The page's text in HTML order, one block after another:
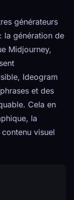
générateurs
la génération de
Midjourney,
Ideogram
et des
Cela en
la
visuel